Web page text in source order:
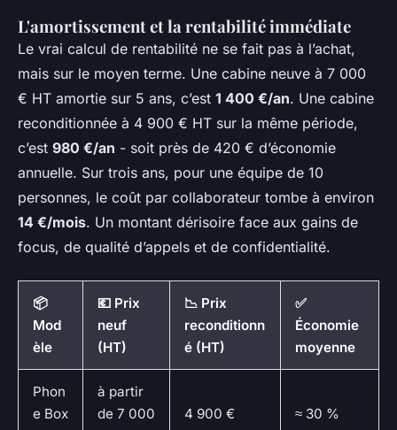
L'amortissement et la rentabilité immédiate
Le vrai calcul de rentabilité ne se fait pas à l’achat,
mais sur le moyen terme. Une cabine neuve à 7 000
€ HT amortie sur 5 ans, c’est 1 400 €/an. Une cabine
reconditionnée à 4 900 € HT sur la même période,
c’est 980 €/an - soit près de 420 € d’économie
annuelle. Sur trois ans, pour une équipe de 10
personnes, le coût par collaborateur tombe à environ
14 €/mois. Un montant dérisoire face aux gains de
focus, de qualité d’appels et de confidentialité.
📦
Mod
èle
💶 Prix
neuf
(HT)
📉 Prix
reconditionn
é (HT)
✅
Économie
moyenne
Phon
e Box
à partir
de 7 000
4 900 € ≈ 30 %